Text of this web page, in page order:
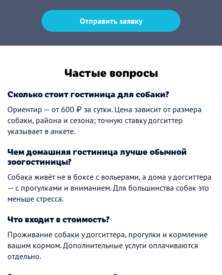
Отправить заявку
Частые вопросы
Сколько стоит гостиница для собаки?
Ориентир — от 600 ₽ за сутки. Цена зависит от размера
собаки, района и сезона; точную ставку догситтер
указывает в анкете.
Чем домашняя гостиница лучше обычной
зоогостиницы?
Собака живёт не в боксе с вольерами, а дома у догситтера
— с прогулками и вниманием. Для большинства собак это
меньше стресса.
Что входит в стоимость?
Проживание собаки у догситтера, прогулки и кормление
вашим кормом. Дополнительные услуги оплачиваются
отдельно.